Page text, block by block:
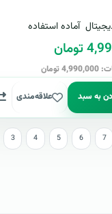
آماده استفاده
تومان
تومان
به سبد علاقه‌مندی
3 4 5 6 7